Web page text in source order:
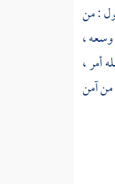
: من
،
أمر ،
آمن